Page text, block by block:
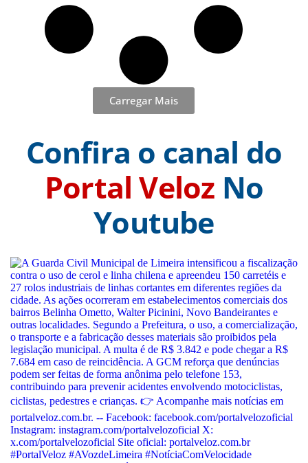
Carregar Mais
Confira o canal do
Portal Veloz No
Youtube